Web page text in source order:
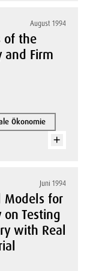
August 1994
of the
Firm
Ökonomie
Juni 1994
Models for
on Testing
with Real